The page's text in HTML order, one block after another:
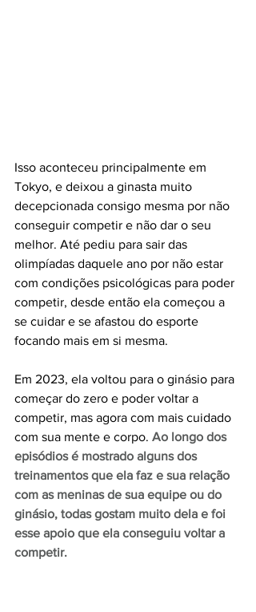
Isso aconteceu principalmente em
Tokyo, e deixou a ginasta muito
decepcionada consigo mesma por não
conseguir competir e não dar o seu
melhor. Até pediu para sair das
olimpíadas daquele ano por não estar
com condições psicológicas para poder
competir, desde então ela começou a
se cuidar e se afastou do esporte
focando mais em si mesma.
Em 2023, ela voltou para o ginásio para
começar do zero e poder voltar a
competir, mas agora com mais cuidado
com sua mente e corpo. Ao longo dos
episódios é mostrado alguns dos
treinamentos que ela faz e sua relação
com as meninas de sua equipe ou do
ginásio, todas gostam muito dela e foi
esse apoio que ela conseguiu voltar a
competir.